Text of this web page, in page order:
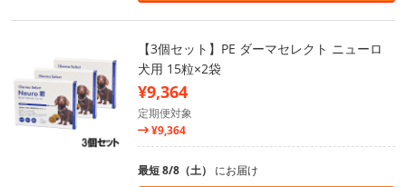
【3個セット】PE ダーマセレクト ニューロ
犬用 15粒×2袋
¥9,364
定期便対象
¥9,364
最短 8/8（土） にお届け